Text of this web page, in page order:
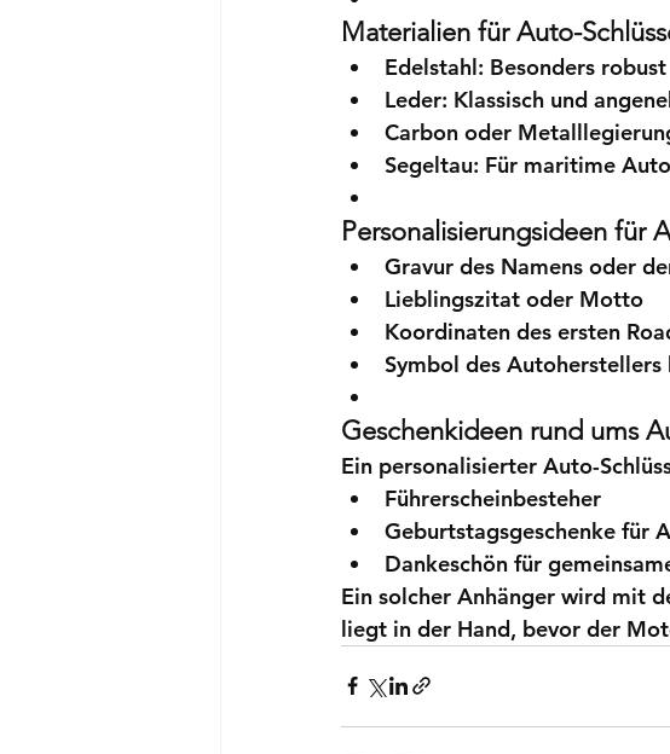
Materialien für Auto-
Edelstahl: Besonders robust
Leder: Klassisch und
Carbon oder
Segeltau: Für maritime
Personalisierungsideen für
Gravur des Namens oder
Lieblingszitat oder Motto
Koordinaten des ersten
Symbol des
Geschenkideen rund ums
Ein personalisierter Auto-
Führerscheinbesteher
Geburtstagsgeschenke für
Dankeschön für
Ein solcher Anhänger wird mit
liegt in der Hand, bevor der